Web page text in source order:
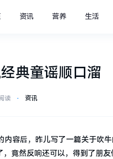
资讯 营养 生活
典童谣顺口溜
读 ⋅ 资讯
内容后，昨儿写了一篇关于吹
，竟然反响还可以，得到了朋